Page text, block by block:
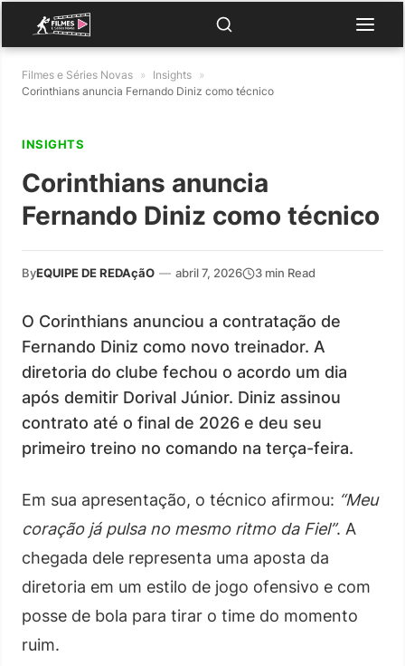
Filmes e Séries Novas » Insights »
Corinthians anuncia Fernando Diniz como técnico
INSIGHTS
Corinthians anuncia
Fernando Diniz como técnico
ByEQUIPE DE REDAçãO — abril 7, 2026 3 min Read
O Corinthians anunciou a contratação de
Fernando Diniz como novo treinador. A
diretoria do clube fechou o acordo um dia
após demitir Dorival Júnior. Diniz assinou
contrato até o final de 2026 e deu seu
primeiro treino no comando na terça-feira.
Em sua apresentação, o técnico afirmou: “Meu
coração já pulsa no mesmo ritmo da Fiel”. A
chegada dele representa uma aposta da
diretoria em um estilo de jogo ofensivo e com
posse de bola para tirar o time do momento
ruim.